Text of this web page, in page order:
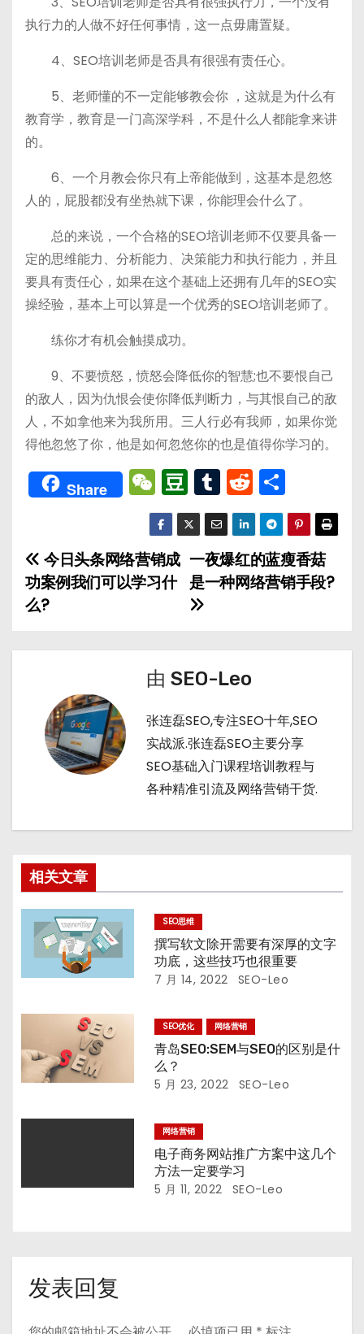
执行力的人做不好任何事情，这一点毋庸置疑。
4、SEO培训老师是否具有很强有责任心。
5、老师懂的不一定能够教会你 ，这就是为什么有
教育学，教育是一门高深学科，不是什么人都能拿来讲
的。
6、一个月教会你只有上帝能做到，这基本是忽悠
人的，屁股都没有坐热就下课，你能理会什么了。
总的来说，一个合格的SEO培训老师不仅要具备一
定的思维能力、分析能力、决策能力和执行能力，并且
要具有责任心，如果在这个基础上还拥有几年的SEO实
操经验，基本上可以算是一个优秀的SEO培训老师了。
练你才有机会触摸成功。
9、不要愤怒，愤怒会降低你的智慧;也不要恨自己
的敌人，因为仇恨会使你降低判断力，与其恨自己的敌
人，不如拿他来为我所用。三人行必有我师，如果你觉
得他忽悠了你，他是如何忽悠你的也是值得你学习的。
Share W
e
C
h
a
D
o
u
b
a
n
T
u
m
bl
r
R
e
d
di
t
享
文
章
一夜爆红的蓝瘦香菇
是一种网络营销手段?
今日头条网络营销成
功案例我们可以学习什
么?
由 SEO-Leo
张连磊SEO,专注SEO十年,SEO
实战派.张连磊SEO主要分享
SEO基础入门课程培训教程与
各种精准引流及网络营销干货.
相关文章
SEO思维
撰写软文除开需要有深厚的文字
功底，这些技巧也很重要
7 月 14, 2022 SEO-Leo
SEO优化 网络营销
青岛SEO:SEM与SEO的区别是什
么？
5 月 23, 2022 SEO-Leo
网络营销
电子商务网站推广方案中这几个
方法一定要学习
5 月 11, 2022 SEO-Leo
发表回复